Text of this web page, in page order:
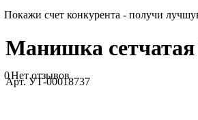
Покажи счет конкурента - получи
Манишка
0Нет отзывов
Арт.УТ-00018737